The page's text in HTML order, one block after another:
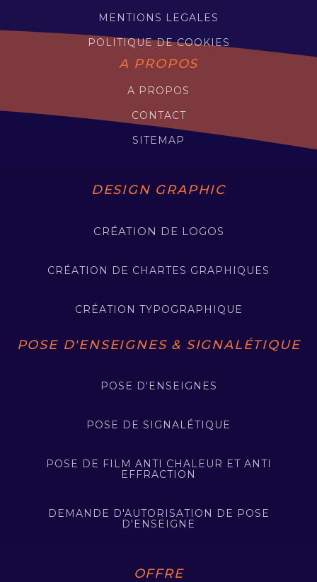
OFFRE
DESIGN GRAPHIC
CRÉATION DE LOGOS
CRÉATION DE CHARTES GRAPHIQUES
CRÉATION TYPOGRAPHIQUE
POSE D'ENSEIGNES & SIGNALÉTIQUE
POSE D'ENSEIGNES
POSE DE SIGNALÉTIQUE
POSE DE FILM ANTI CHALEUR ET ANTI
EFFRACTION
DEMANDE D'AUTORISATION DE POSE
D'ENSEIGNE
MENTIONS LEGALES
POLITIQUE DE COOKIES
A PROPOS
A PROPOS
CONTACT
SITEMAP